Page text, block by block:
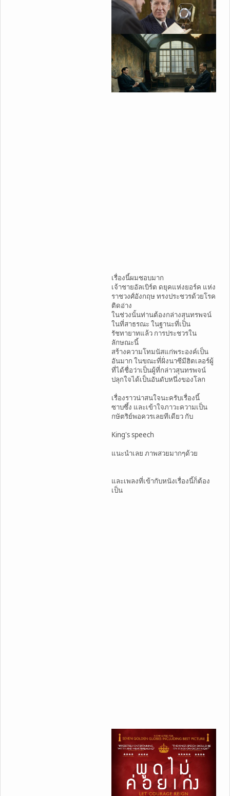
เรื่องนี้ผมชอบมาก
เจ้าชายอัลเบิร์ต ดยุคแห่งยอร์ค แห่ง
ราชวงศ์อังกฤษ ทรงประชวรด้วยโรค
ติดอ่าง
ในช่วงนั้นท่านต้องกล่างสุนทรพจน์
ในที่สาธรณะ ในฐานะที่เป็น
รัชทายาทแล้ว การประชวรใน
ลักษณะนี้
สร้างความโทมนัสแก่พระองค์เป็น
อันมาก ในขณะที่ฝั่งนาซีมีฮิตเลอร์ผู้
ที่ได้ชื่อว่าเป็นผู้ที่กล่าวสุนทรพจน์
ปลุกใจได้เป็นอันดับหนึ่งของโลก
เรื่องราวน่าสนใจนะครับเรื่องนี้
ซาบซึ้ง และเข้าใจภาวะความเป็น
กษัตริย์พอควรเลยทีเดียว กับ
King's speech
แนะนำเลย ภาพสวยมากๆด้วย
และเพลงที่เข้ากับหนังเรื่องนี้ก็ต้อง
เป็น